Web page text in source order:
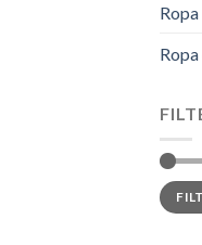
Ropa
Min
price
Max
price